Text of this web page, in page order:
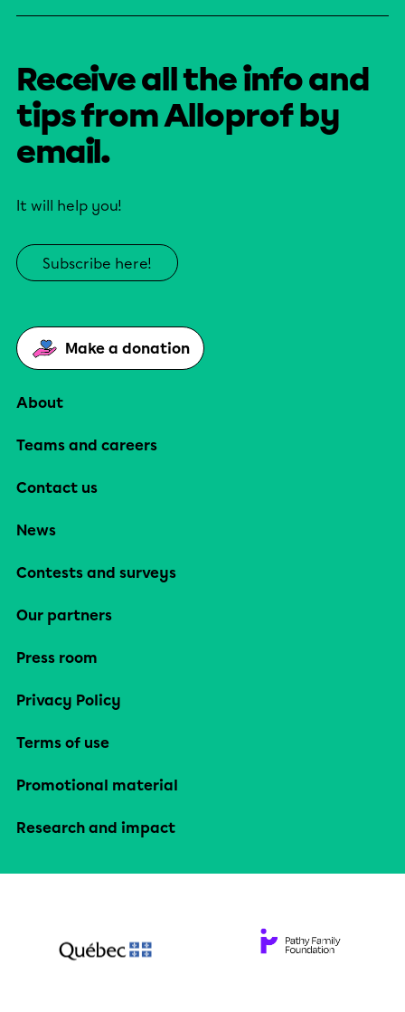
Receive all the info and
tips from Alloprof by
email.
It will help you!
Subscribe here!
Make a donation
About
Teams and careers
Contact us
News
Contests and surveys
Our partners
Press room
Privacy Policy
Terms of use
Promotional material
Research and impact